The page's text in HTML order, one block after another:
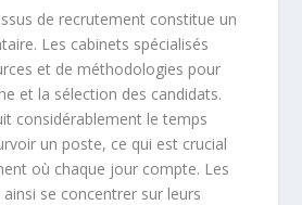
de recrutement constitue un
Les cabinets spécialisés
et de méthodologies pour
et la sélection des candidats.
considérablement le temps
un poste, ce qui est crucial
où chaque jour compte. Les
se concentrer sur leurs